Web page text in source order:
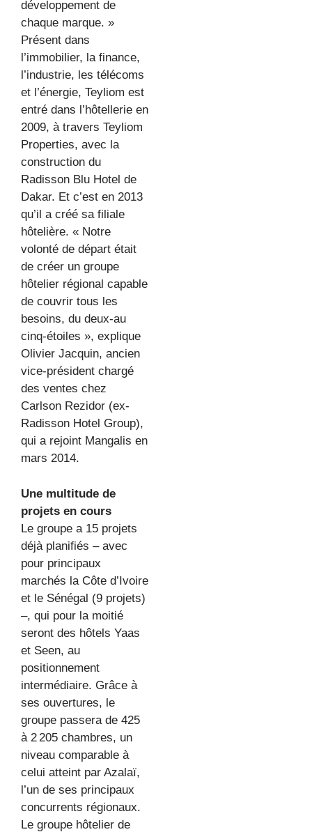
développement de
chaque marque. »
Présent dans
l’immobilier, la finance,
l’industrie, les télécoms
et l’énergie, Teyliom est
entré dans l’hôtellerie en
2009, à travers Teyliom
Properties, avec la
construction du
Radisson Blu Hotel de
Dakar. Et c’est en 2013
qu’il a créé sa filiale
hôtelière. « Notre
volonté de départ était
de créer un groupe
hôtelier régional capable
de couvrir tous les
besoins, du deux-au
cinq-étoiles », explique
Olivier Jacquin, ancien
vice-président chargé
des ventes chez
Carlson Rezidor (ex-
Radisson Hotel Group),
qui a rejoint Mangalis en
mars 2014.
Une multitude de
projets en cours
Le groupe a 15 projets
déjà planifiés – avec
pour principaux
marchés la Côte d’Ivoire
et le Sénégal (9 projets)
–, qui pour la moitié
seront des hôtels Yaas
et Seen, au
positionnement
intermédiaire. Grâce à
ses ouvertures, le
groupe passera de 425
à 2 205 chambres, un
niveau comparable à
celui atteint par Azalaï,
l’un de ses principaux
concurrents régionaux.
Le groupe hôtelier de